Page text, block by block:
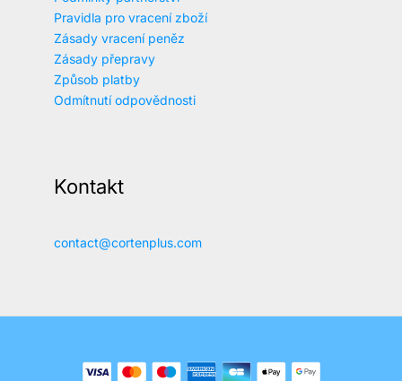
Pravidla pro vracení zboží
Zásady vracení peněz
Zásady přepravy
Způsob platby
Odmítnutí odpovědnosti
Kontakt
contact@cortenplus.com